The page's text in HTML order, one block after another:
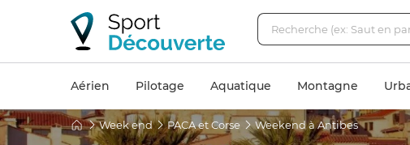
Aérien Pilotage Aquatique Montagne
Week end PACA et Corse Weekend à Antibes